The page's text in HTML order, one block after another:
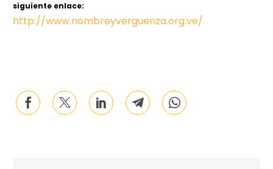
siguiente enlace:
http://www.nombreyverguenza.org.ve/